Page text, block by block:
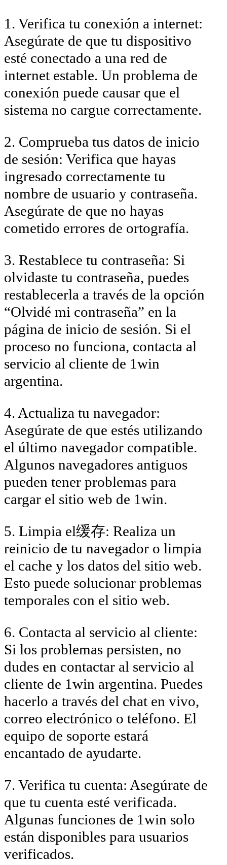
1. Verifica tu conexión a internet:
Asegúrate de que tu dispositivo
esté conectado a una red de
internet estable. Un problema de
conexión puede causar que el
sistema no cargue correctamente.
2. Comprueba tus datos de inicio
de sesión: Verifica que hayas
ingresado correctamente tu
nombre de usuario y contraseña.
Asegúrate de que no hayas
cometido errores de ortografía.
3. Restablece tu contraseña: Si
olvidaste tu contraseña, puedes
restablecerla a través de la opción
“Olvidé mi contraseña” en la
página de inicio de sesión. Si el
proceso no funciona, contacta al
servicio al cliente de 1win
argentina.
4. Actualiza tu navegador:
Asegúrate de que estés utilizando
el último navegador compatible.
Algunos navegadores antiguos
pueden tener problemas para
cargar el sitio web de 1win.
5. Limpia el缓存: Realiza un
reinicio de tu navegador o limpia
el cache y los datos del sitio web.
Esto puede solucionar problemas
temporales con el sitio web.
6. Contacta al servicio al cliente:
Si los problemas persisten, no
dudes en contactar al servicio al
cliente de 1win argentina. Puedes
hacerlo a través del chat en vivo,
correo electrónico o teléfono. El
equipo de soporte estará
encantado de ayudarte.
7. Verifica tu cuenta: Asegúrate de
que tu cuenta esté verificada.
Algunas funciones de 1win solo
están disponibles para usuarios
verificados.